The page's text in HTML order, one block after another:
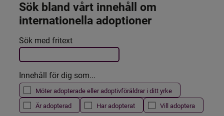
Sök bland vårt innehåll om
internationella adoptioner
Filtrera resultatet
Det här formuläret postas automatiskt
Sök med fritext
Innehåll för dig som...
Möter adopterade eller adoptivföräldrar i ditt yrke
Är adopterad
Har adopterat Vill adoptera